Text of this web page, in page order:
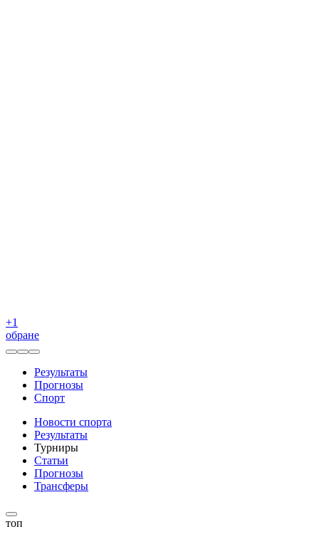
+1
обране
Результаты
Прогнозы
Спорт
Новости спорта
Результаты
Турниры
Статьи
Прогнозы
Трансферы
топ